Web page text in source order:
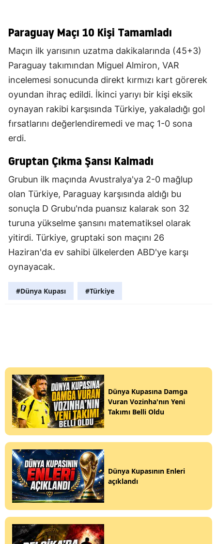
Paraguay Maçı 10 Kişi Tamamladı
Maçın ilk yarısının uzatma dakikalarında (45+3)
Paraguay takımından Miguel Almiron, VAR
incelemesi sonucunda direkt kırmızı kart görerek
oyundan ihraç edildi. İkinci yarıyı bir kişi eksik
oynayan rakibi karşısında Türkiye, yakaladığı gol
fırsatlarını değerlendiremedi ve maç 1-0 sona
erdi.
Gruptan Çıkma Şansı Kalmadı
Grubun ilk maçında Avustralya'ya 2-0 mağlup
olan Türkiye, Paraguay karşısında aldığı bu
sonuçla D Grubu'nda puansız kalarak son 32
turuna yükselme şansını matematiksel olarak
yitirdi. Türkiye, gruptaki son maçını 26
Haziran'da ev sahibi ülkelerden ABD'ye karşı
oynayacak.
#Dünya Kupası #Türkiye
Dünya Kupasına Damga
Vuran Vozinha'nın Yeni
Takımı Belli Oldu
Dünya Kupasının Enleri
açıklandı